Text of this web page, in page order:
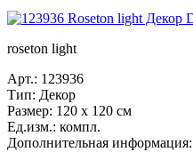
roseton light
Арт.: 123936
Тип: Декор
Размер: 120 x 120 см
Ед.изм.: компл.
Дополнительная информация: